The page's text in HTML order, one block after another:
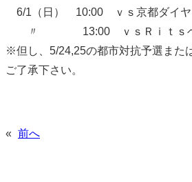
6/1（日） 10:00 ｖｓ京都ダイヤ
〃 13:00 ｖｓＲｉｔ
※但し、5/24,25の都市対抗予選また
ご了承下さい。
« 前へ